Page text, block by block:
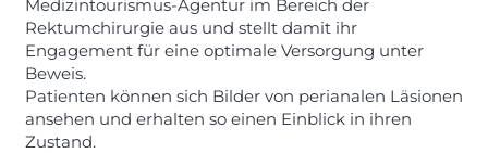
Medizintourismus-Agentur im Bereich der
Rektumchirurgie aus und stellt damit ihr
Engagement für eine optimale Versorgung unter
Beweis.
Patienten können sich Bilder von perianalen Läsionen
ansehen und erhalten so einen Einblick in ihren
Zustand.